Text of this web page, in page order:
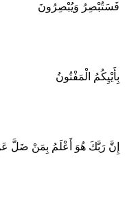
فَسَتُبْصِرُ وَيُبْصِرُونَ
بِأَيْيِكُمُ الْمَفْتُونُ
إِنَّ رَبَّكَ هُوَ أَعْلَمُ بِمَنْ ضَلَّ